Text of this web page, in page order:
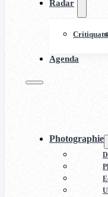
Radar
Agenda
Photographie